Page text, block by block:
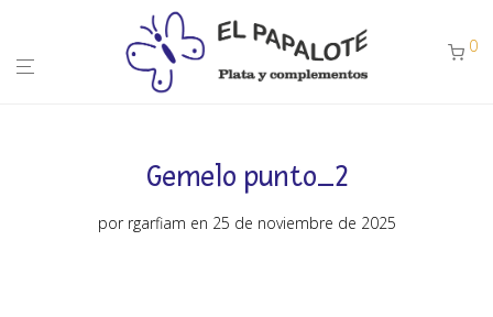
0
Gemelo punto_2
por rgarfiam en 25 de noviembre de 2025